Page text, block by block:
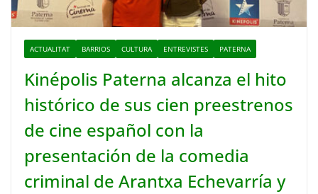
ACTUALITAT BARRIOS CULTURA ENTREVISTES PATERNA
Kinépolis Paterna alcanza el hito
histórico de sus cien preestrenos
de cine español con la
presentación de la comedia
criminal de Arantxa Echevarría y